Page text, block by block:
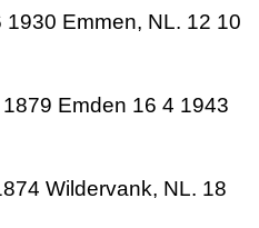
Emmen, NL. 12 10
Emden 16 4 1943
Wildervank, NL. 18